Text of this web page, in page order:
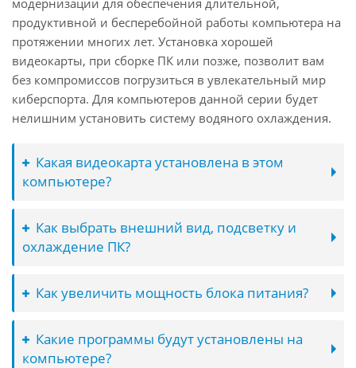
модернизации для обеспечения длительной,
продуктивной и бесперебойной работы компьютера на
протяжении многих лет. Установка хорошей
видеокарты, при сборке ПК или позже, позволит вам
без компромиссов погрузиться в увлекательный мир
киберспорта. Для компьютеров данной серии будет
нелишним установить систему водяного охлаждения.
Какая видеокарта установлена в этом
компьютере?
Как выбрать внешний вид, подсветку и
охлаждение ПК?
Как увеличить мощность блока питания?
Какие программы будут установлены на
компьютере?